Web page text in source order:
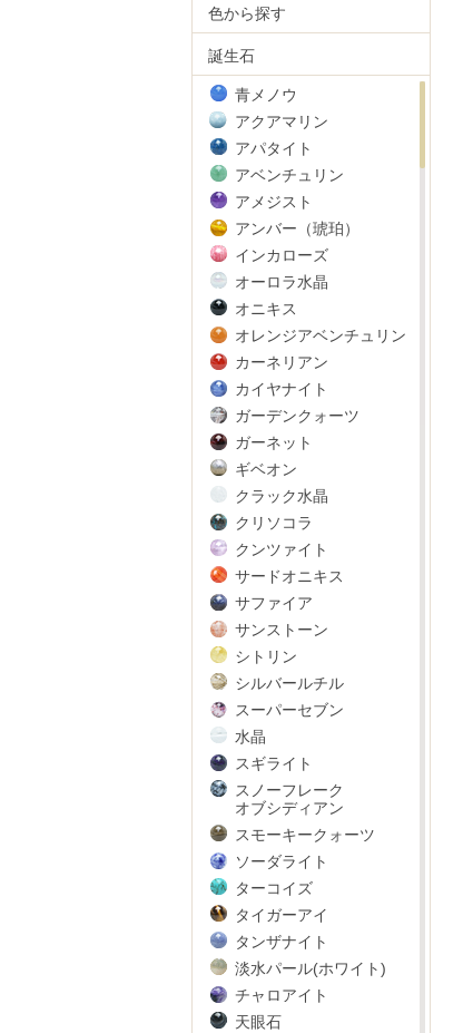
色から探す
誕生石
青メノウ
アクアマリン
アパタイト
アベンチュリン
アメジスト
アンバー（琥珀）
インカローズ
オーロラ水晶
オニキス
オレンジアベンチュリン
カーネリアン
カイヤナイト
ガーデンクォーツ
ガーネット
ギベオン
クラック水晶
クリソコラ
クンツァイト
サードオニキス
サファイア
サンストーン
シトリン
シルバールチル
スーパーセブン
水晶
スギライト
スノーフレーク
オブシディアン
スモーキークォーツ
ソーダライト
ターコイズ
タイガーアイ
タンザナイト
淡水パール(ホワイト)
チャロアイト
天眼石